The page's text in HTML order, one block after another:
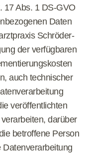
17 Abs. 1 DS-GVO
Daten
Schröder-
der verfügbaren
auch technischer
veröffentlichten
darüber
betroffene Person